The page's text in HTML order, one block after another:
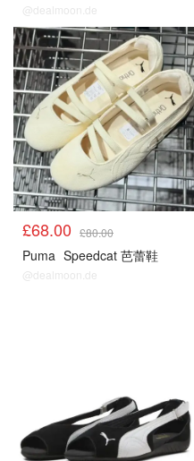
@dealmoon.de
£68.00 £80.00
Puma Speedcat 芭蕾鞋
@dealmoon.de